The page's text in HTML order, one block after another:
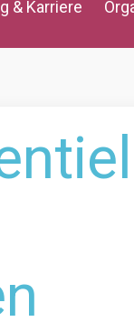
& Karriere